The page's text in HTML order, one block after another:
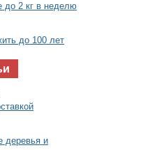
до 2 кг в неделю
до 100 лет
деревья и